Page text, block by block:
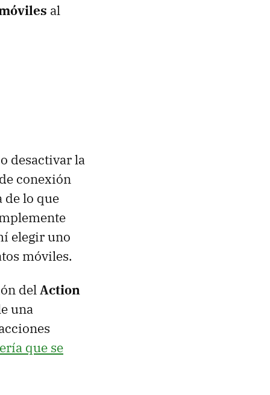
al
desactivar la
conexión
lo que
elegir uno
móviles.
delAction
una
que se